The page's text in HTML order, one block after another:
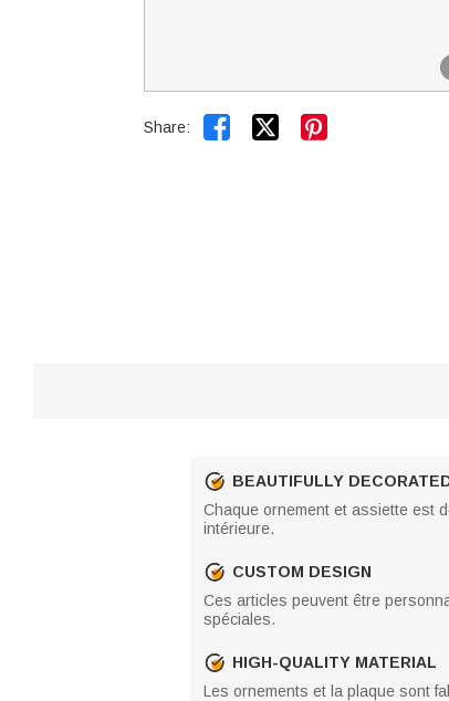
Share:  
BEAUTIFULLY
Chaque ornement et assiette est
intérieure.
CUSTOM DESIGN
Ces articles peuvent être
spéciales.
HIGH-QUALITY MATERIAL
Les ornements et la plaque sont